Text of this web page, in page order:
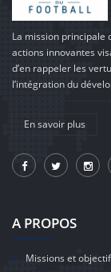
La mission principale
actions innovantes
d’en rappeler les
l’intégration du
En savoir plus
A PROPOS
Missions et